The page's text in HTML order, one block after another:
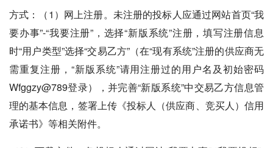
方式：
（1）网上注册。未注册的投标人应通过网站首页“我
要办事”-“我要注册”，选择“新版系统”注册，填写注册信息
时“用户类型”选择“交易乙方”（在“现有系统”注册的供应商无
需重复注册，“新版系统”请用注册过的用户名及初始密码
Wfggzy@789登录），并完善“新版系统”中交易乙方信息管
理的基本信息，签署上传《投标人（供应商、竞买人）信用
承诺书》等相关附件。